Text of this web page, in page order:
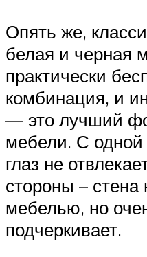
Опять же,
белая и черная
практически
комбинация, и
— это лучший
мебели. С одной
глаз не
стороны – стена
мебелью, но
подчеркивает.